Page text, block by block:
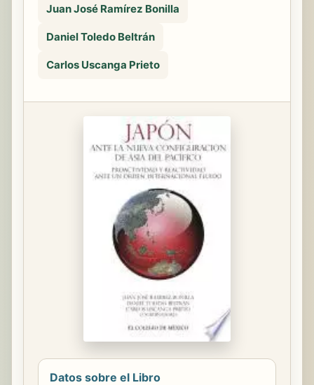
Juan José Ramírez Bonilla
Daniel Toledo Beltrán
Carlos Uscanga Prieto
Datos sobre el Libro